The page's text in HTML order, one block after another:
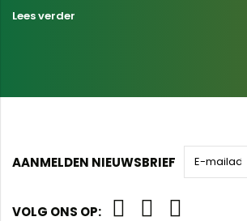
Lees verder
AANMELDEN NIEUWSBRIEF
VOLG ONS OP: